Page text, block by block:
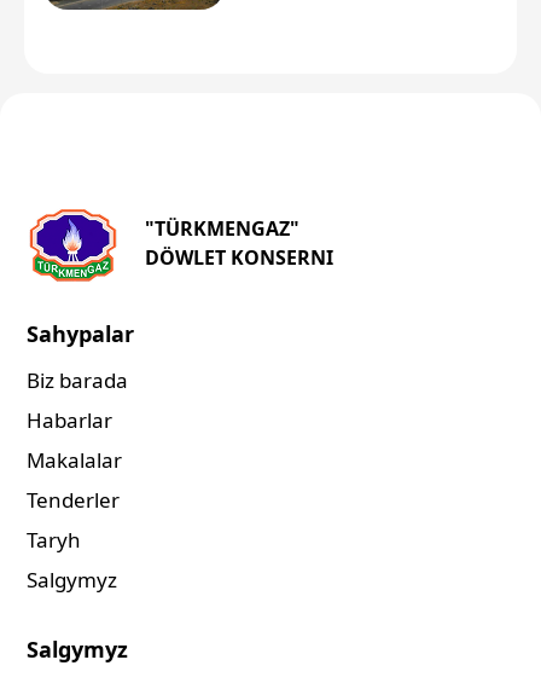
"TÜRKMENGAZ"
DÖWLET KONSERNI
Sahypalar
Biz barada
Habarlar
Makalalar
Tenderler
Taryh
Salgymyz
Salgymyz